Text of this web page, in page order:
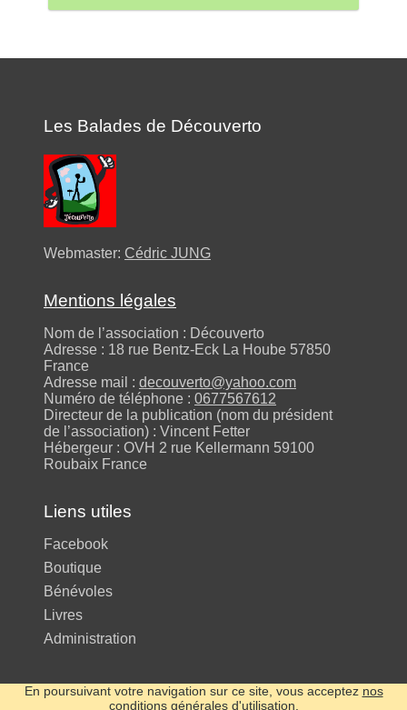
Les Balades de Découverto
Webmaster: Cédric JUNG
Mentions légales
Nom de l’association : Découverto
Adresse : 18 rue Bentz-Eck La Hoube 57850
France
Adresse mail : decouverto@yahoo.com
Numéro de téléphone : 0677567612
Directeur de la publication (nom du président
de l’association) : Vincent Fetter
Hébergeur : OVH 2 rue Kellermann 59100
Roubaix France
Liens utiles
Facebook
Boutique
Bénévoles
Livres
Administration
En poursuivant votre navigation sur ce site, vous acceptez nos
conditions générales d'utilisation